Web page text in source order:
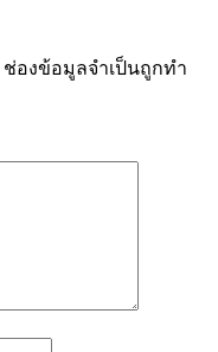
ช่องข้อมูลจำเป็นถูกทำ